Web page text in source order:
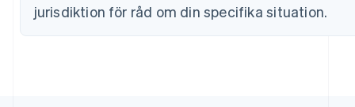
jurisdiktion för råd om din specifika situation.
Frankrike
Förenade Arabemiraten